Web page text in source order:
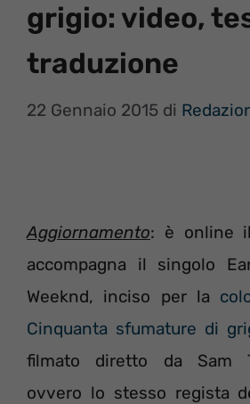
grigio: video,
traduzione
22 Gennaio 2015 di
Aggiornamento: è online
accompagna il singolo
Weeknd, inciso per la
Cinquanta sfumature di
filmato diretto da Sam
ovvero lo stesso regista